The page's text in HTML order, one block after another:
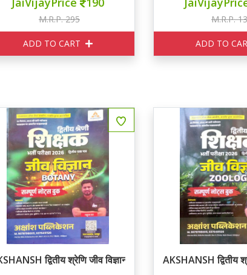
M.R.P. 295
ADD TO CART
M.R.P.
ADD TO
द्वितीय श्रेणि जीव विज्ञान BOTANY नोटसAKSHANSH द्वितीय